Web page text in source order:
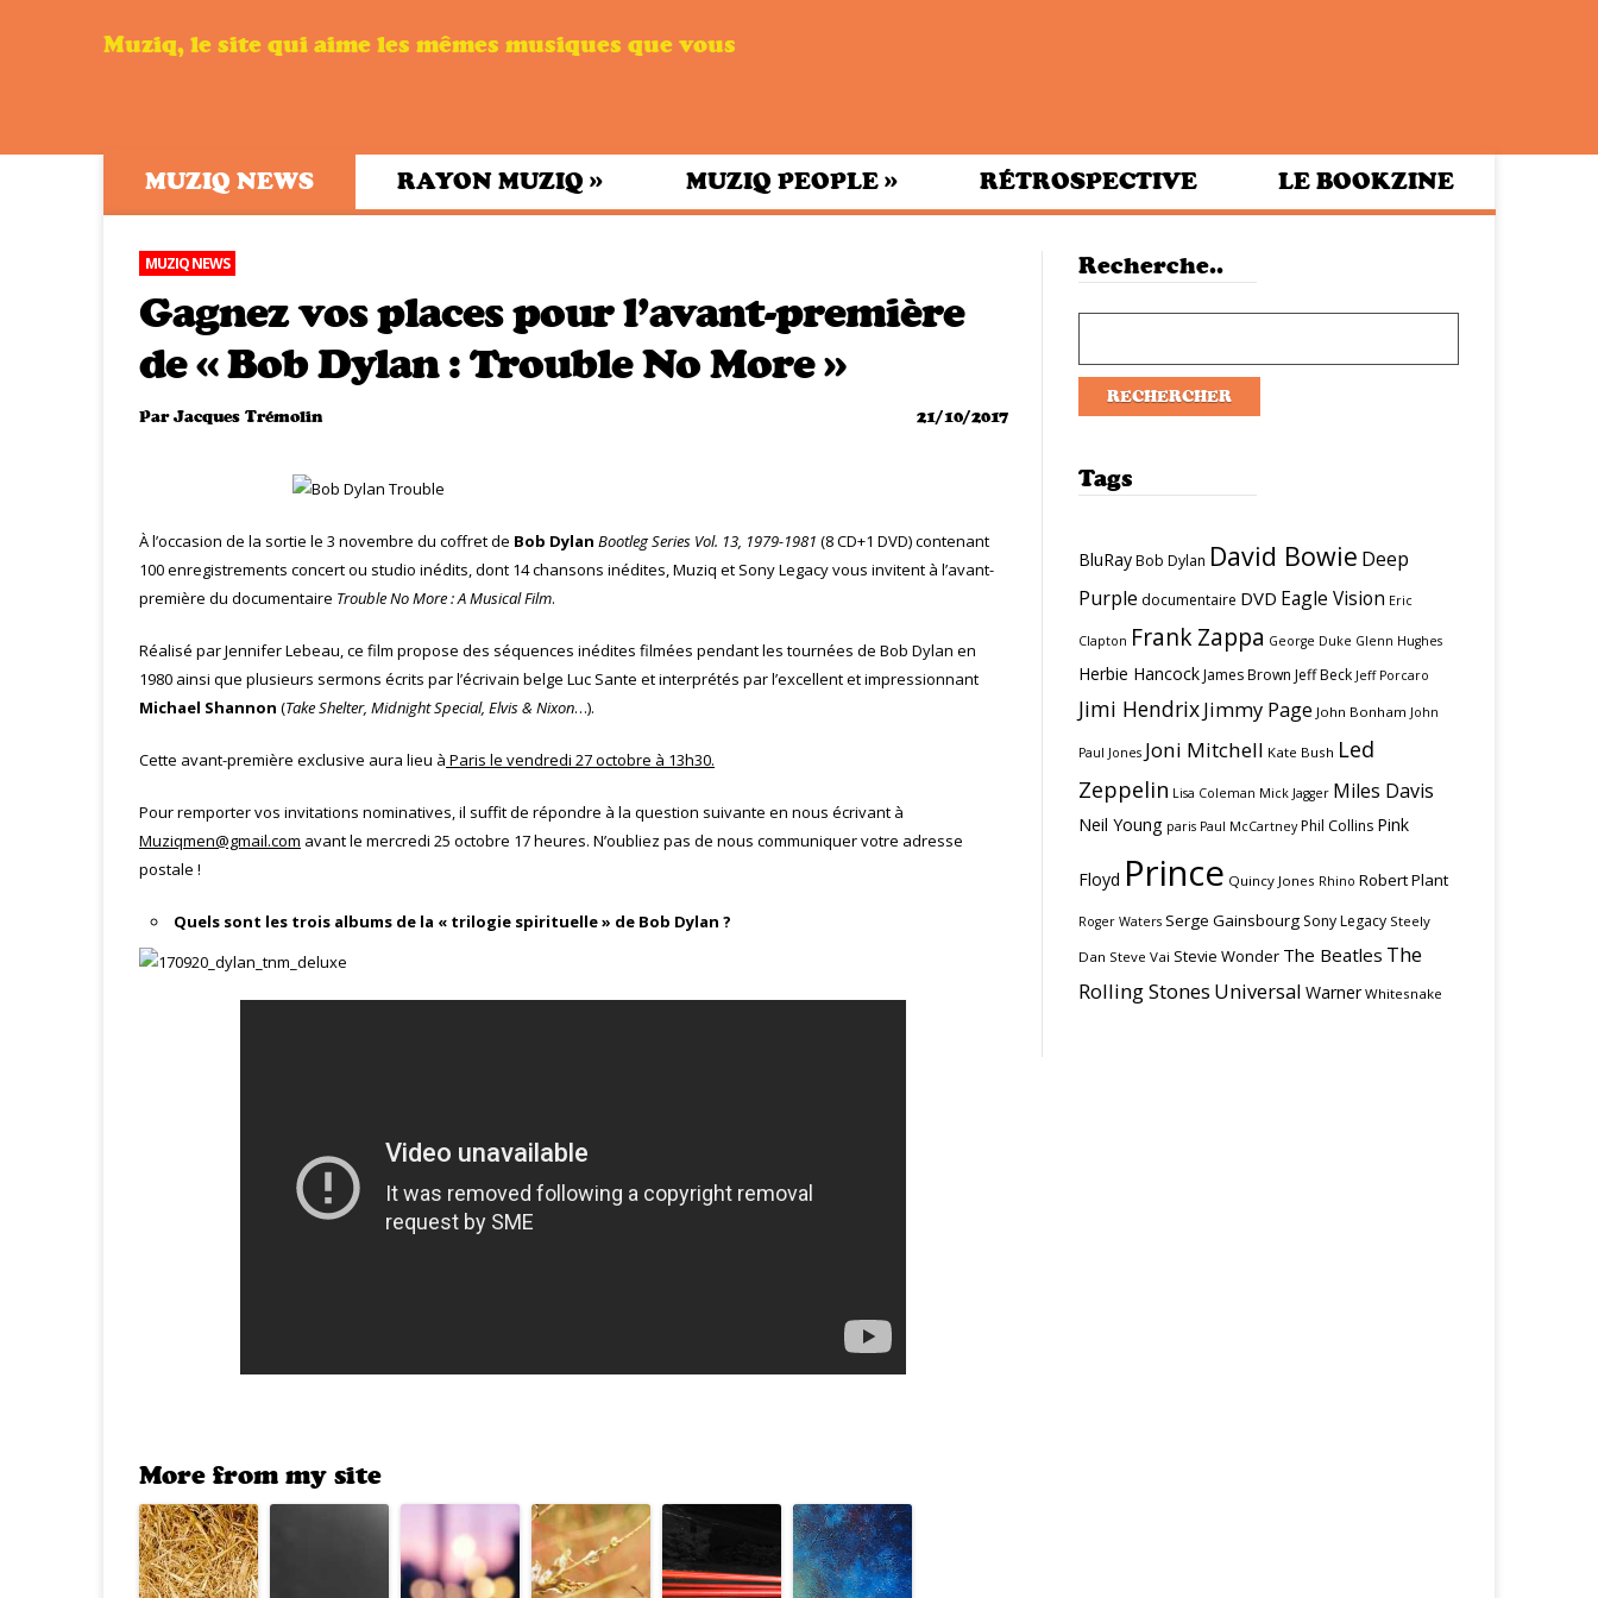
Muziq, le site qui aime les mêmes musiques que vous
MUZIQ NEWS RAYON MUZIQ » MUZIQ PEOPLE » RÉTROSPECTIVE LE BOOKZINE
MUZIQ NEWS
Gagnez vos places pour l’avant-première
de « Bob Dylan : Trouble No More »
ParJacques Trémolin 21/10/2017
À l’occasion de la sortie le 3 novembre du coffret de Bob Dylan Bootleg Series Vol. 13, 1979-1981 (8 CD+1 DVD) contenant
100 enregistrements concert ou studio inédits, dont 14 chansons inédites, Muziq et Sony Legacy vous invitent à l’avant-
première du documentaire Trouble No More : A Musical Film.
Réalisé par Jennifer Lebeau, ce film propose des séquences inédites filmées pendant les tournées de Bob Dylan en
1980 ainsi que plusieurs sermons écrits par l’écrivain belge Luc Sante et interprétés par l’excellent et impressionnant
Michael Shannon (Take Shelter, Midnight Special, Elvis & Nixon…).
Cette avant-première exclusive aura lieu à Paris le vendredi 27 octobre à 13h30.
Pour remporter vos invitations nominatives, il suffit de répondre à la question suivante en nous écrivant à
Muziqmen@gmail.com avant le mercredi 25 octobre 17 heures. N’oubliez pas de nous communiquer votre adresse
postale !
Quels sont les trois albums de la « trilogie spirituelle » de Bob Dylan ?
More from my site
Recherche..
Tags
BluRay Bob Dylan David Bowie Deep
Purple documentaire DVD Eagle Vision Eric
Clapton Frank Zappa George Duke Glenn Hughes
Herbie Hancock James Brown Jeff Beck Jeff Porcaro
Jimi HendrixJimmy Page John Bonham John
Paul Jones Joni Mitchell Kate Bush Led
Zeppelin Lisa Coleman Mick Jagger Miles Davis
Neil Young paris Paul McCartney Phil Collins Pink
Floyd Prince Quincy Jones Rhino Robert Plant
Roger Waters Serge Gainsbourg Sony Legacy Steely
Dan Steve Vai Stevie Wonder The Beatles The
Rolling Stones Universal Warner Whitesnake